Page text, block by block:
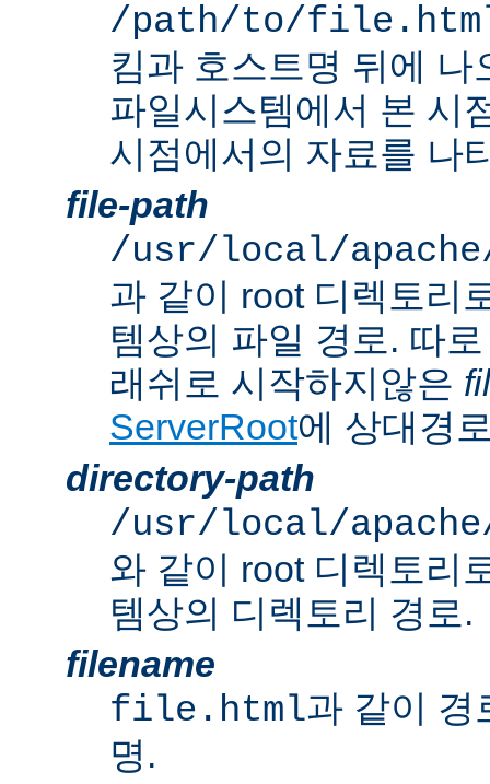
/path/to/
킴과 호스트명 뒤에
파일시스템에서 본 시
시점에서의 자료를 나
file-path
/usr/local/
과 같이 root 디렉토리
템상의 파일 경로. 따
래쉬로 시작하지않은
ServerRoot에 상대경
directory-path
/usr/local/
와 같이 root 디렉토리
템상의 디렉토리 경로.
filename
file.html과 같이 경
명.